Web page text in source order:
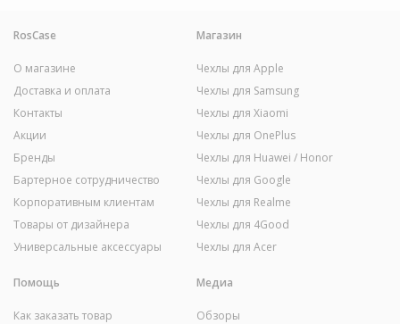
RosCase
О магазине
Доставка и оплата
Контакты
Акции
Бренды
Бартерное сотрудничество
Корпоративным клиентам
Товары от дизайнера
Универсальные аксессуары
Магазин
Чехлы для Apple
Чехлы для Samsung
Чехлы для Xiaomi
Чехлы для OnePlus
Чехлы для Huawei / Honor
Чехлы для Google
Чехлы для Realme
Чехлы для 4Good
Чехлы для Acer
Помощь
Как заказать товар
Медиа
Обзоры